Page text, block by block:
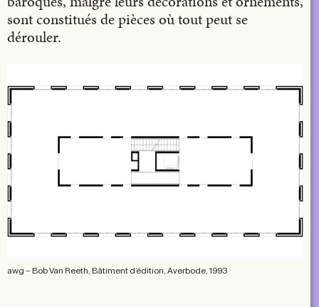
sont constitués de pièces où tout peut se
dérouler.
awg – Bob Van Reeth, Bâtiment d’édition, Averbode, 1993